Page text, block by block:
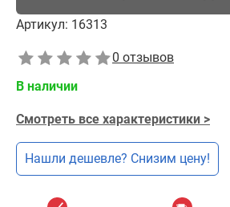
Артикул: 16313
0 отзывов
В наличии
Смотреть все характеристики >
Нашли дешевле? Снизим цену!